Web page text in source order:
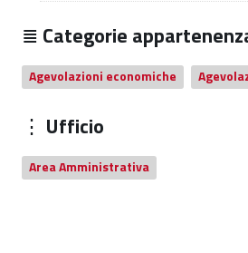
Categorie
Agevolazioni economiche
Ufficio
Area Amministrativa